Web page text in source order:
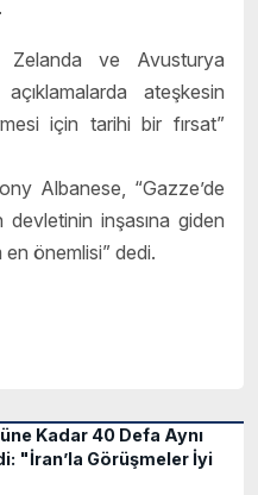
Zelanda ve Avusturya
ateşkesin
için tarihi bir fırsat”
Albanese, “Gazze’de
inşasına giden
önemlisi” dedi.
Kadar 40 Defa Aynı
"İran’la Görüşmeler İyi